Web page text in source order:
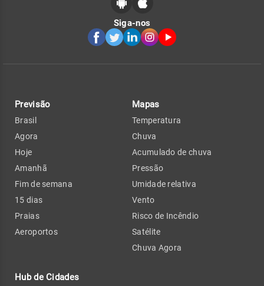
Siga-nos
Previsão
Brasil
Agora
Hoje
Amanhã
Fim de semana
15 dias
Praias
Aeroportos
Hub de Cidades
Mapas
Temperatura
Chuva
Acumulado de chuva
Pressão
Umidade relativa
Vento
Risco de Incêndio
Satélite
Chuva Agora